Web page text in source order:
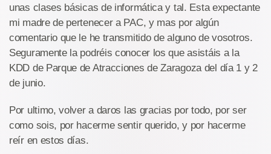
unas clases básicas de informática y tal. Esta expectante
mi madre de pertenecer a PAC, y mas por algún
comentario que le he transmitido de alguno de vosotros.
Seguramente la podréis conocer los que asistáis a la
KDD de Parque de Atracciones de Zaragoza del día 1 y 2
de junio.
Por ultimo, volver a daros las gracias por todo, por ser
como sois, por hacerme sentir querido, y por hacerme
reír en estos días.